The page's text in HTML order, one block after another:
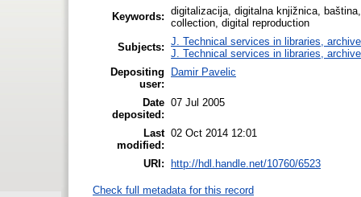
Keywords: digitalizacija, digitalna knjižnica,
collection, digital reproduction
Subjects: J. Technical services in libraries,
J. Technical services in libraries,
Depositing
user:
Damir Pavelic
Date
deposited:
07 Jul 2005
Last
modified:
02 Oct 2014 12:01
URI: http://hdl.handle.net/10760/6523
Check full metadata for this record